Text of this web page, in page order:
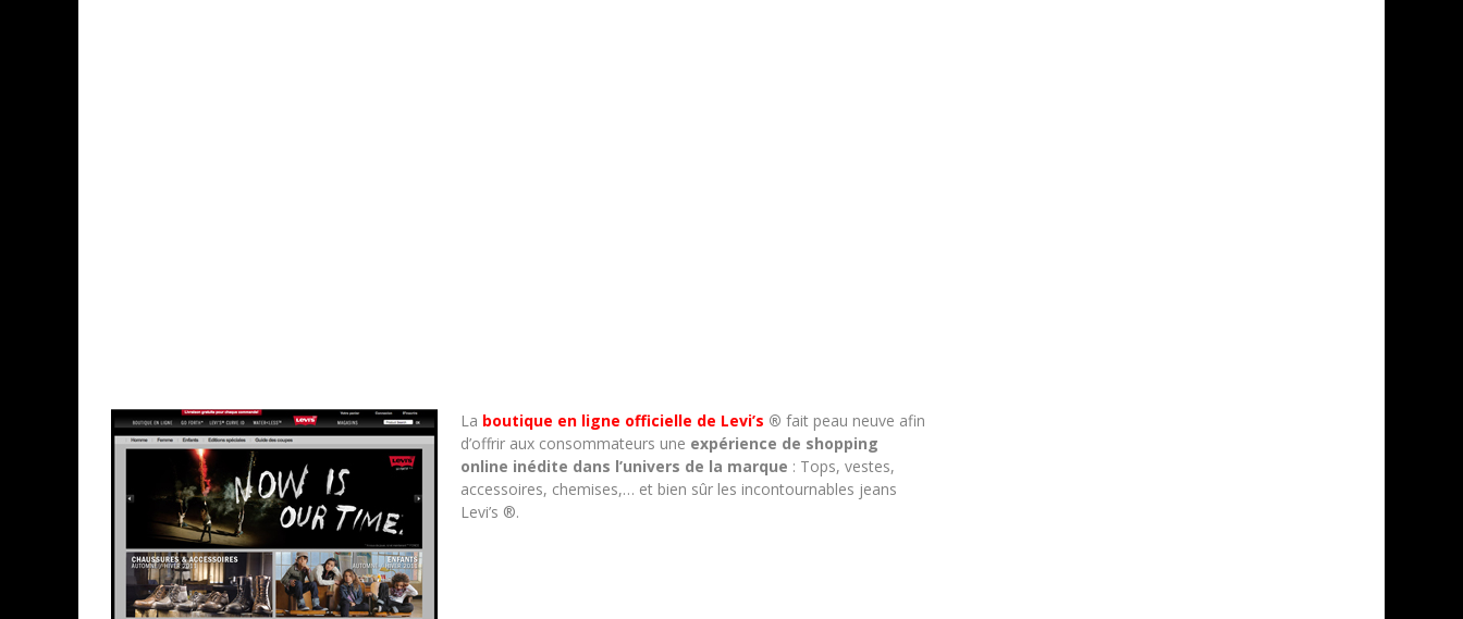
La boutique en ligne officielle de Levi’s ® fait peau neuve afin
d’offrir aux consommateurs une expérience de shopping
online inédite dans l’univers de la marque : Tops, vestes,
accessoires, chemises,… et bien sûr les incontournables jeans
Levi’s ®.